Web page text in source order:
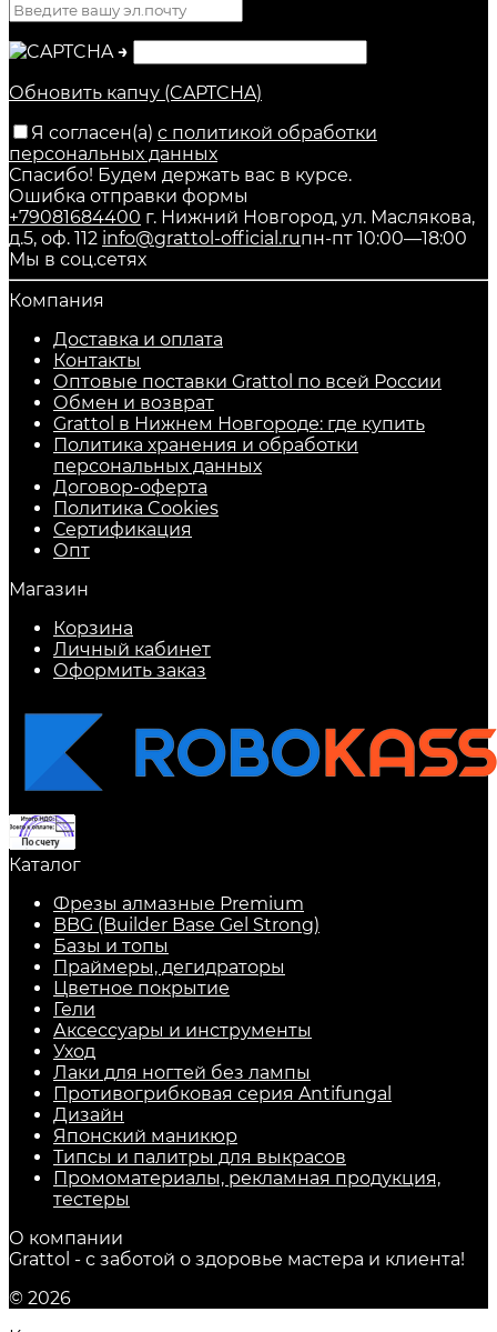
→
Обновить капчу (CAPTCHA)
Я согласен(a) с политикой обработки
персональных данных
Спасибо! Будем держать вас в курсе.
Ошибка отправки формы
+79081684400 г. Нижний Новгород, ул. Маслякова,
д.5, оф. 112 info@grattol-official.ruпн-пт 10:00—18:00
Мы в соц.сетях
Компания
Доставка и оплата
Контакты
Оптовые поставки Grattol по всей России
Обмен и возврат
Grattol в Нижнем Новгороде: где купить
Политика хранения и обработки
персональных данных
Договор-оферта
Политика Cookies
Сертификация
Опт
Магазин
Корзина
Личный кабинет
Оформить заказ
Каталог
Фрезы алмазные Premium
BBG (Builder Base Gel Strong)
Базы и топы
Праймеры, дегидраторы
Цветное покрытие
Гели
Аксессуары и инструменты
Уход
Лаки для ногтей без лампы
Противогрибковая серия Antifungal
Дизайн
Японский маникюр
Типсы и палитры для выкрасов
Промоматериалы, рекламная продукция,
тестеры
О компании
Grattol - с заботой о здоровье мастера и клиента!
© 2026